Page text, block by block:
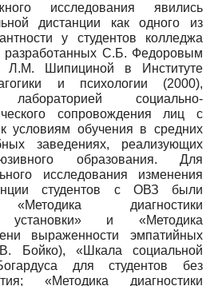
исследования явились
дистанции как одного из
у студентов колледжа
разработанных С.Б. Федоровым
Л.М. Шипициной в Институте
и психологии (2000),
лабораторией социально-
сопровождения лиц с
обучения в средних
заведениях, реализующих
образования. Для
исследования изменения
студентов с ОВЗ были
диагностики
установки» и «Методика
выраженности эмпатийных
Бойко), «Шкала социальной
для студентов без
«Методика диагностики